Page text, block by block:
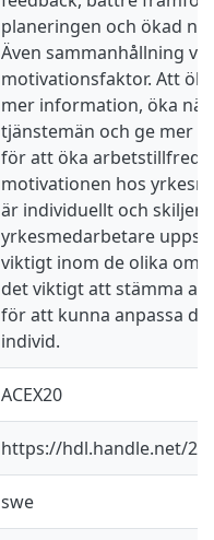
planeringen och ökad
Även sammanhållning
motivationsfaktor. Att
mer information, öka
tjänstemän och ge mer
för att öka
motivationen hos
är individuellt och skiljer
yrkesmedarbetare
viktigt inom de olika
det viktigt att stämma av
för att kunna anpassa
individ.
ACEX20
https://hdl.handle.net/
swe